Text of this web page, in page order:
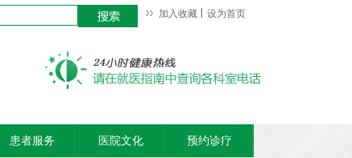
加入收藏 设为首页
患者服务 医院文化 预约诊疗